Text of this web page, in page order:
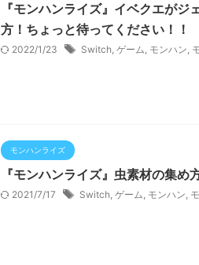
『モンハンライズ』イベクエが
方！ちょっと待ってください！！
2022/1/23 Switch, ゲーム, モンハン,
モンハンライズ
『モンハンライズ』虫素材の集め
2021/7/17 Switch ゲーム モンハン